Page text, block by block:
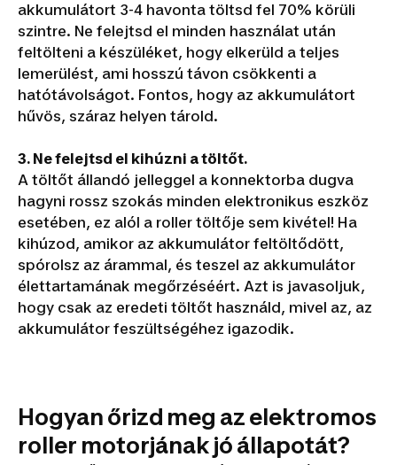
akkumulátort 3-4 havonta töltsd fel 70% körüli
szintre. Ne felejtsd el minden használat után
feltölteni a készüléket, hogy elkerüld a teljes
lemerülést, ami hosszú távon csökkenti a
hatótávolságot. Fontos, hogy az akkumulátort
hűvös, száraz helyen tárold.
3. Ne felejtsd el kihúzni a töltőt.
A töltőt állandó jelleggel a konnektorba dugva
hagyni rossz szokás minden elektronikus eszköz
esetében, ez alól a roller töltője sem kivétel! Ha
kihúzod, amikor az akkumulátor feltöltődött,
spórolsz az árammal, és teszel az akkumulátor
élettartamának megőrzéséért. Azt is javasoljuk,
hogy csak az eredeti töltőt használd, mivel az, az
akkumulátor feszültségéhez igazodik.
Hogyan őrizd meg az elektromos
roller motorjának jó állapotát?